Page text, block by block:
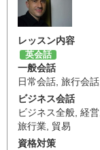
レッスン内容
英会話
一般会話
日常会話 旅行会話
ビジネス会話
ビジネス全般 経営
旅行業 貿易
資格対策